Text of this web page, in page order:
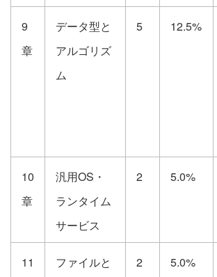
9
章
データ型と
アルゴリズ
ム
5 12.5%
10
章
汎用OS・
ランタイム
サービス
2 5.0%
11
ファイルと
2 5.0%